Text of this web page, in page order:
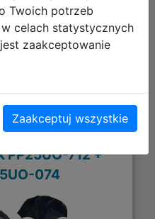
4el. Biały
Plecak
PP25UO-
PP25UO-712 +
074
Twoich potrzeb
celach statystycznych
zaakceptowanie
Zaakceptuj wszystkie